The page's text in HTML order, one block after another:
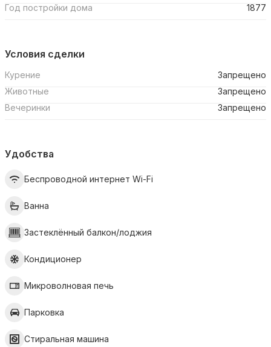
Год постройки дома
1877
Условия сделки
Курение
Запрещено
Животные
Запрещено
Вечеринки
Запрещено
Удобства
Беспроводной интернет Wi-Fi
Ванна
Застеклённый балкон/лоджия
Кондиционер
Микроволновая печь
Парковка
Стиральная машина